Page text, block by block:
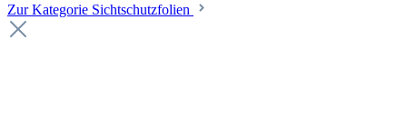
Zur Kategorie Sichtschutzfolien